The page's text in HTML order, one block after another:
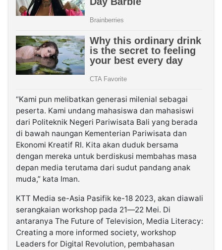
“Kami pun melibatkan generasi milenial sebagai
peserta. Kami undang mahasiswa dan mahasiswi
dari Politeknik Negeri Pariwisata Bali yang berada
di bawah naungan Kementerian Pariwisata dan
Ekonomi Kreatif RI. Kita akan duduk bersama
dengan mereka untuk berdiskusi membahas masa
depan media terutama dari sudut pandang anak
muda,” kata Iman.
KTT Media se-Asia Pasifik ke-18 2023, akan diawali
serangkaian workshop pada 21—22 Mei. Di
antaranya The Future of Television, Media Literacy:
Creating a more informed society, workshop
Leaders for Digital Revolution, pembahasan